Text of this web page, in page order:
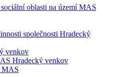
oblasti na území MAS
společnosti Hradecký
venkov
Hradecký venkov
MAS